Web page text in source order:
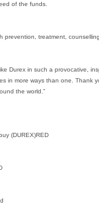
of the funds.
treatment,
Durex in such a provocative,
in more ways than one. Thank
the world.”
(DUREX)RED